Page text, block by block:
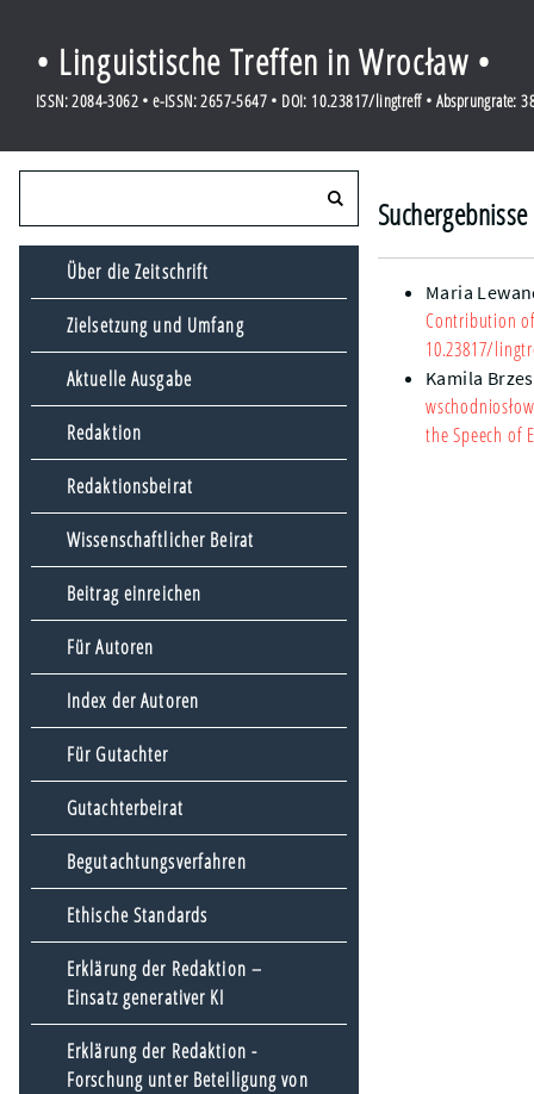
• Linguistische Treffen in Wrocław •
ISSN: 2084-3062 • e-ISSN: 2657-5647 • DOI: 10.23817/lingtreff • Absprungrate:
Über die Zeitschrift
Zielsetzung und Umfang
Aktuelle Ausgabe
Redaktion
Redaktionsbeirat
Wissenschaftlicher Beirat
Beitrag einreichen
Für Autoren
Index der Autoren
Für Gutachter
Gutachterbeirat
Begutachtungsverfahren
Ethische Standards
Erklärung der Redaktion –
Einsatz generativer KI
Erklärung der Redaktion -
Forschung unter Beteiligung von
Maria
Contribution
10.23817/
Kamila
the Speech of